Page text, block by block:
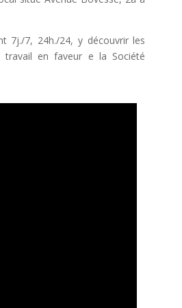
7j./7, 24h./24, y découvrir les
travail en faveur e la Société